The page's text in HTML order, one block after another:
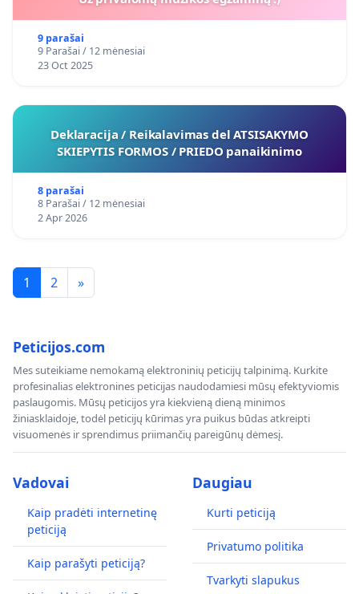
9 parašai
9 Parašai / 12 mėnesiai
23 Oct 2025
Deklaracija / Reikalavimas del ATSISAKYMO
SKIEPYTIS FORMOS / PRIEDO panaikinimo
8 parašai
8 Parašai / 12 mėnesiai
2 Apr 2026
1 2 »
Peticijos.com
Mes suteikiame nemokamą elektroninių peticijų talpinimą. Kurkite
profesinalias elektronines peticijas naudodamiesi mūsų efektyviomis
paslaugomis. Mūsų peticijos yra kiekvieną dieną minimos
žiniasklaidoje, todėl peticijų kūrimas yra puikus būdas atkreipti
visuomenės ir sprendimus priimančių pareigūnų dėmesį.
Vadovai
Kaip pradėti internetinę
peticiją
Kaip parašyti peticiją?
Daugiau
Kurti peticiją
Privatumo politika
Tvarkyti slapukus